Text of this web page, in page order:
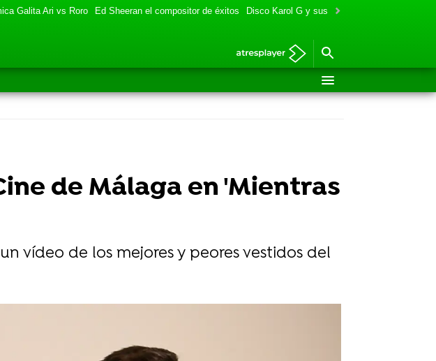
Galita Ari vs Roro Ed Sheeran el compositor de éxitos Disco Karol G y sus colaboraciones
de Málaga en 'Mientras
vídeo de los mejores y peores vestidos del